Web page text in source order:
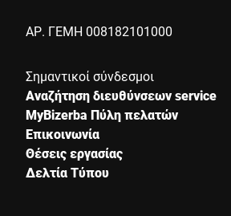
ΑΡ. ΓΕΜΗ 008182101000
Σημαντικοί σύνδεσμοι
Αναζήτηση διευθύνσεων service
MyBizerba Πύλη πελατών
Επικοινωνία
Θέσεις εργασίας
Δελτία Τύπου